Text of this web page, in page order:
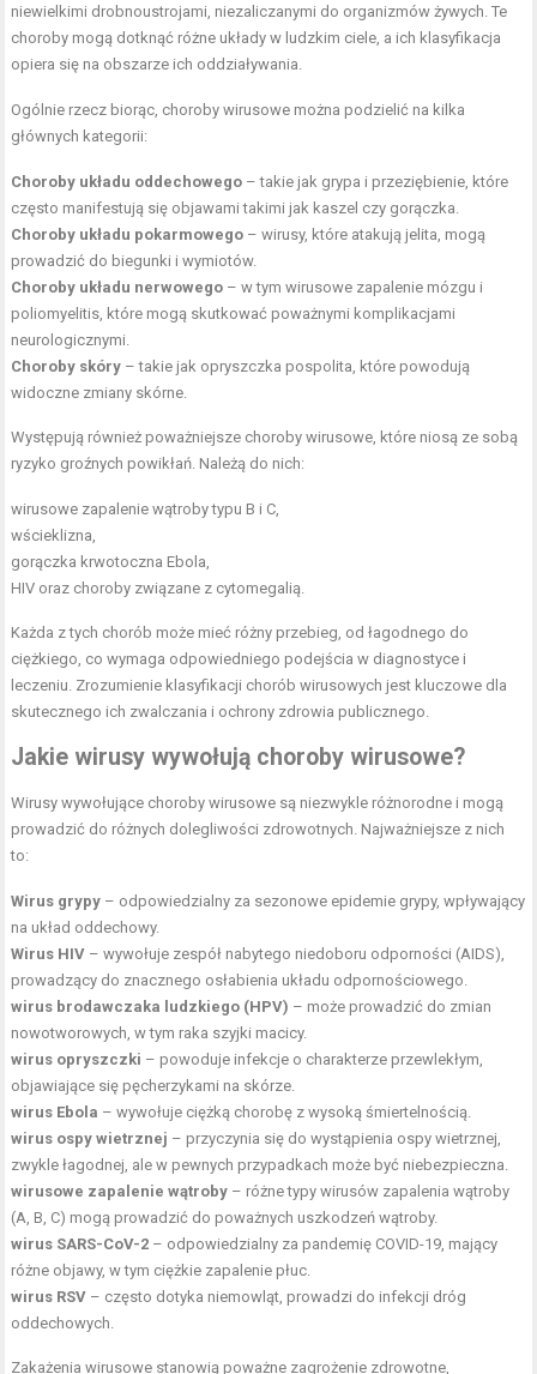
niewielkimi drobnoustrojami, niezaliczanymi do organizmów żywych. Te
choroby mogą dotknąć różne układy w ludzkim ciele, a ich klasyfikacja
opiera się na obszarze ich oddziaływania.
Ogólnie rzecz biorąc, choroby wirusowe można podzielić na kilka
głównych kategorii:
Choroby układu oddechowego – takie jak grypa i przeziębienie, które
często manifestują się objawami takimi jak kaszel czy gorączka.
Choroby układu pokarmowego – wirusy, które atakują jelita, mogą
prowadzić do biegunki i wymiotów.
Choroby układu nerwowego – w tym wirusowe zapalenie mózgu i
poliomyelitis, które mogą skutkować poważnymi komplikacjami
neurologicznymi.
Choroby skóry – takie jak opryszczka pospolita, które powodują
widoczne zmiany skórne.
Występują również poważniejsze choroby wirusowe, które niosą ze sobą
ryzyko groźnych powikłań. Należą do nich:
wirusowe zapalenie wątroby typu B i C,
wścieklizna,
gorączka krwotoczna Ebola,
HIV oraz choroby związane z cytomegalią.
Każda z tych chorób może mieć różny przebieg, od łagodnego do
ciężkiego, co wymaga odpowiedniego podejścia w diagnostyce i
leczeniu. Zrozumienie klasyfikacji chorób wirusowych jest kluczowe dla
skutecznego ich zwalczania i ochrony zdrowia publicznego.
Jakie wirusy wywołują choroby wirusowe?
Wirusy wywołujące choroby wirusowe są niezwykle różnorodne i mogą
prowadzić do różnych dolegliwości zdrowotnych. Najważniejsze z nich
to:
Wirus grypy – odpowiedzialny za sezonowe epidemie grypy, wpływający
na układ oddechowy.
Wirus HIV – wywołuje zespół nabytego niedoboru odporności (AIDS),
prowadzący do znacznego osłabienia układu odpornościowego.
wirus brodawczaka ludzkiego (HPV) – może prowadzić do zmian
nowotworowych, w tym raka szyjki macicy.
wirus opryszczki – powoduje infekcje o charakterze przewlekłym,
objawiające się pęcherzykami na skórze.
wirus Ebola – wywołuje ciężką chorobę z wysoką śmiertelnością.
wirus ospy wietrznej – przyczynia się do wystąpienia ospy wietrznej,
zwykle łagodnej, ale w pewnych przypadkach może być niebezpieczna.
wirusowe zapalenie wątroby – różne typy wirusów zapalenia wątroby
(A, B, C) mogą prowadzić do poważnych uszkodzeń wątroby.
wirus SARS-CoV-2 – odpowiedzialny za pandemię COVID-19, mający
różne objawy, w tym ciężkie zapalenie płuc.
wirus RSV – często dotyka niemowląt, prowadzi do infekcji dróg
oddechowych.
Zakażenia wirusowe stanowią poważne zagrożenie zdrowotne,